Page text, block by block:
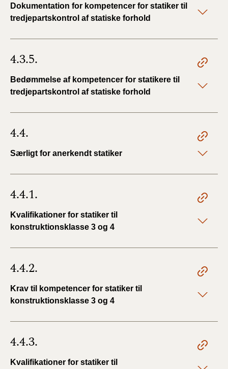
Dokumentation for kompetencer for statiker til
tredjepartskontrol af statiske forhold
4.3.5.
Bedømmelse af kompetencer for statikere til
tredjepartskontrol af statiske forhold
4.4.
Særligt for anerkendt statiker
4.4.1.
Kvalifikationer for statiker til
konstruktionsklasse 3 og 4
4.4.2.
Krav til kompetencer for statiker til
konstruktionsklasse 3 og 4
4.4.3.
Kvalifikationer for statiker til